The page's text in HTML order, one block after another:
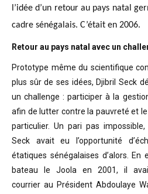
l’idée d’un retour au pays natal
cadre sénégalais. C’était en 2006.
Retour au pays natal avec un
Prototype même du scientifique
plus sûr de ses idées, Djibril Seck
un challenge : participer à la
afin de lutter contre la pauvreté et
particulier. Un pari pas
Seck avait eu l’opportunité
étatiques sénégalaises d’alors. En
bateau le Joola en 2001, il
courrier au Président Abdoulaye